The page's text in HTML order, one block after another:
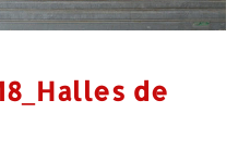
de